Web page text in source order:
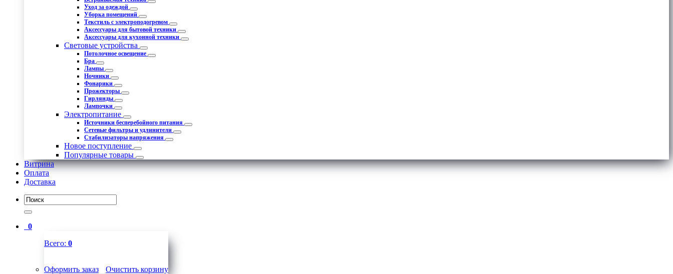
Уход за одеждой
Уборка помещений
Текстиль с электроподогревом
Аксессуары для бытовой техники
Аксессуары для кухонной техники
Световые устройства
Потолочное освещение
Бра
Лампы
Ночники
Фонарики
Прожекторы
Гирлянды
Лампочки
Электропитание
Источники бесперебойного питания
Сетевые фильтры и удлинители
Стабилизаторы напряжения
Новое поступление
Популярные товары
Витрина
Оплата
Доставка
0
Всего: 0
Оформить заказ
Очистить корзину